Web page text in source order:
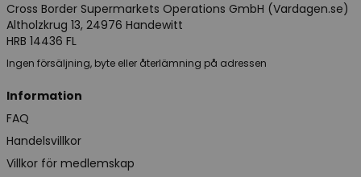
Cross Border Supermarkets Operations GmbH (Vardagen.se)
Altholzkrug 13, 24976 Handewitt
HRB 14436 FL
Ingen försäljning, byte eller återlämning på adressen
Information
FAQ
Handelsvillkor
Villkor för medlemskap